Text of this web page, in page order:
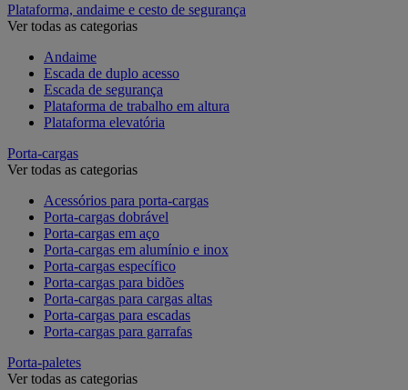
Plataforma, andaime e cesto de segurança
Ver todas as categorias
Andaime
Escada de duplo acesso
Escada de segurança
Plataforma de trabalho em altura
Plataforma elevatória
Porta-cargas
Ver todas as categorias
Acessórios para porta-cargas
Porta-cargas dobrável
Porta-cargas em aço
Porta-cargas em alumínio e inox
Porta-cargas específico
Porta-cargas para bidões
Porta-cargas para cargas altas
Porta-cargas para escadas
Porta-cargas para garrafas
Porta-paletes
Ver todas as categorias